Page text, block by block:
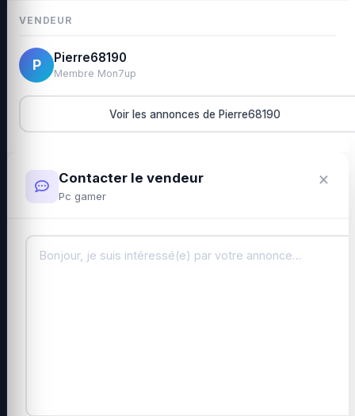
VENDEUR
P Pierre68190
Membre Mon7up
Voir les annonces de Pierre68190
Contacter le vendeur
Pc gamer
×